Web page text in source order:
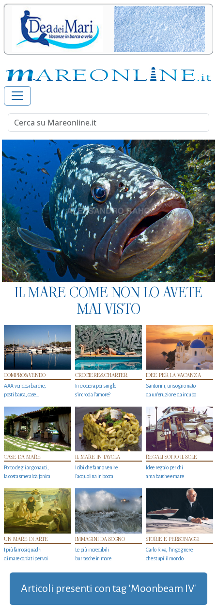
IL MARE COME NON LO AVETE
MAI VISTO
COMPRO&VENDO
AAA vendesi barche,
posti barca, case…
CROCIERE&CHARTER
In crociera per single
s'incrocia l’amore?
IDEE PER LA VACANZA
Santorini, un sogno nato
da un’eruzione da incubo
CASE DA MARE
Porto degli argonauti,
la costa smeralda jonica
IL MARE IN TAVOLA
I cibi che fanno venire
l’acquolina in bocca
REGALI SOTTO IL SOLE
Idee regalo per chi
ama barche e mare
UN MARE DI ARTE
I più famosi quadri
di mare copiati per voi
IMMAGINI DA SOGNO
Le più incredibili
burrasche in mare
STORIE E PERSONAGGI
Carlo Riva, l’ingegnere
che stupi' il mondo
Articoli presenti con tag 'Moonbeam IV'